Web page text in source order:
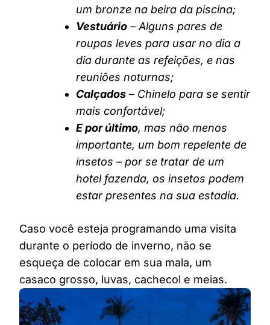
um bronze na beira da piscina;
Vestuário – Alguns pares de
roupas leves para usar no dia a
dia durante as refeições, e nas
reuniões noturnas;
Calçados – Chinelo para se sentir
mais confortável;
E por último, mas não menos
importante, um bom repelente de
insetos – por se tratar de um
hotel fazenda, os insetos podem
estar presentes na sua estadia.
Caso você esteja programando uma visita
durante o período de inverno, não se
esqueça de colocar em sua mala, um
casaco grosso, luvas, cachecol e meias.